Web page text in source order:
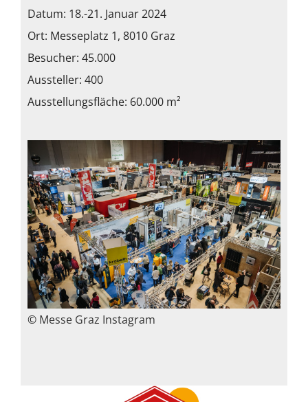
Datum: 18.-21. Januar 2024
Ort: Messeplatz 1, 8010 Graz
Besucher: 45.000
Aussteller: 400
Ausstellungsfläche: 60.000 m²
© Messe Graz Instagram